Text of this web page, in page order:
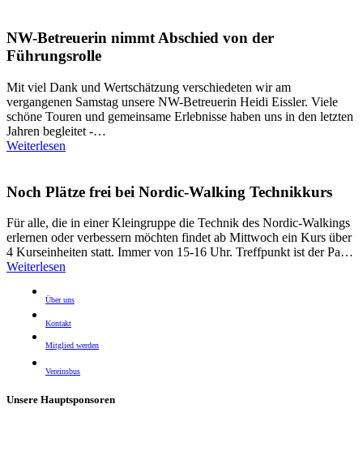
NW-Betreuerin nimmt Abschied von der
Führungsrolle
Mit viel Dank und Wertschätzung verschiedeten wir am
vergangenen Samstag unsere NW-Betreuerin Heidi Eissler. Viele
schöne Touren und gemeinsame Erlebnisse haben uns in den letzten
Jahren begleitet -…
Weiterlesen
Noch Plätze frei bei Nordic-Walking Technikkurs
Für alle, die in einer Kleingruppe die Technik des Nordic-Walkings
erlernen oder verbessern möchten findet ab Mittwoch ein Kurs über
4 Kurseinheiten statt. Immer von 15-16 Uhr. Treffpunkt ist der Pa…
Weiterlesen
Über uns
Kontakt
Mitglied werden
Vereinsbus
Unsere Hauptsponsoren